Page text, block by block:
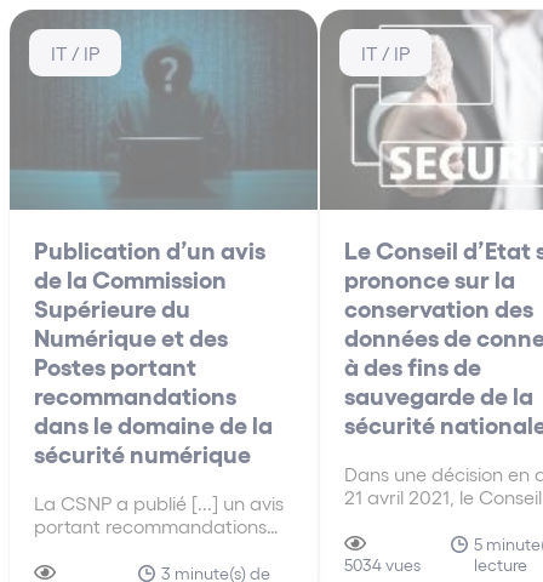
IT / IP
Publication d’un avis
de la Commission
Supérieure du
Numérique et des
Postes portant
recommandations
dans le domaine de la
sécurité numérique
La CSNP a publié [...] un avis
portant recommandations
sécurité numérique, et
3 minute(s) de
IT / IP
Le Conseil d’Etat
prononce sur la
conservation des
données de
à des fins de
sauvegarde de la
sécurité
Dans une décision en
21 avril 2021, le
conformité du droit
au droit européen en
5034 vues
5
lecture